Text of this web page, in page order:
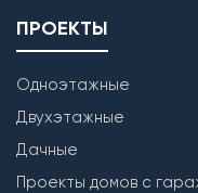
ПРОЕКТЫ
Одноэтажные
Двухэтажные
Дачные
Проекты домов с